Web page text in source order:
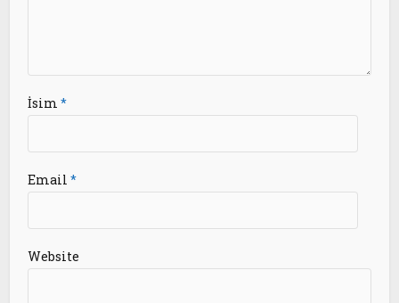
İsim*
Email*
Website